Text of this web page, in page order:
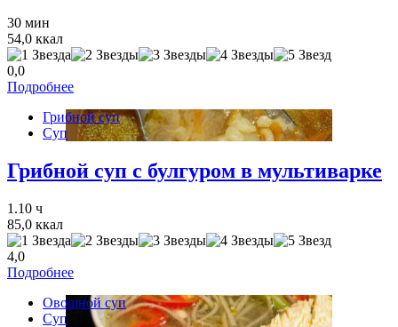
30 мин
54,0 ккал
0,0
Подробнее
Грибной суп
Суп
Грибной суп с булгуром в мультиварке
1.10 ч
85,0 ккал
4,0
Подробнее
Овощной суп
Суп